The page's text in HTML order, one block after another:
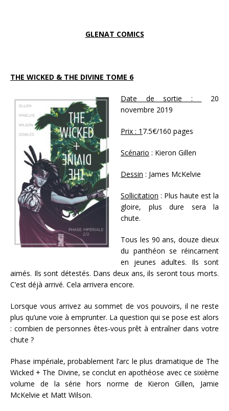
GLENAT COMICS
THE WICKED & THE DIVINE TOME 6
Date de sortie :
20
novembre 2019
Prix : 1 7.5€/160 pages
Scénario : Kieron Gillen
Dessin : James McKelvie
Sollicitation : Plus haute est la
gloire, plus dure sera la
chute.
Tous les 90 ans, douze dieux
du panthéon se réincarnent
en jeunes adultes. Ils sont
aimés. Ils sont détestés. Dans deux ans, ils seront tous morts.
C’est déjà arrivé. Cela arrivera encore.
Lorsque vous arrivez au sommet de vos pouvoirs, il ne reste
plus qu’une voie à emprunter. La question qui se pose est alors
: combien de personnes êtes-vous prêt à entraîner dans votre
chute ?
Phase impériale, probablement l’arc le plus dramatique de The
Wicked + The Divine, se conclut en apothéose avec ce sixième
volume de la série hors norme de Kieron Gillen, Jamie
McKelvie et Matt Wilson.